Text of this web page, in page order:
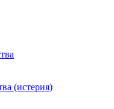
(истерия)